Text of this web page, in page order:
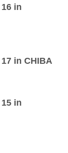
16 in
17 in CHIBA
15 in